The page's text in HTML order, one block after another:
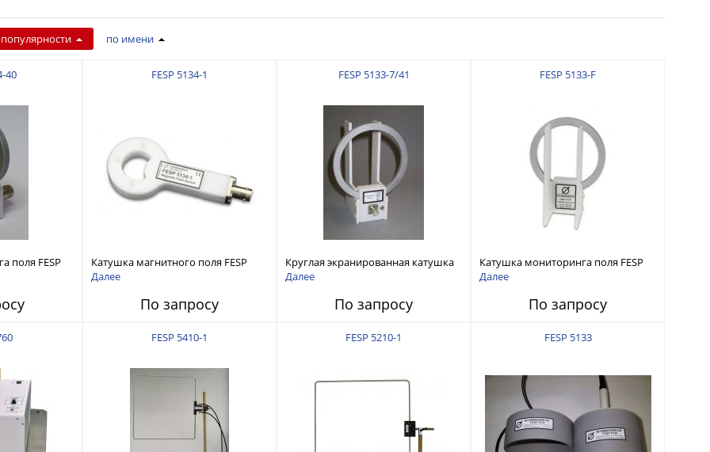
по имени
40
поля FESP
FESP 5134-1
Катушка магнитного поля FESP
5134-1
Далее
По запросу
FESP 5133-7/41
Круглая экранированная катушка
FESP 5133-7/41
Далее
По запросу
FESP 5133-F
Катушка мониторинга поля FESP
5133-F
Далее
По запросу
FESP 5410-1 FESP 5210-1 FESP 5133